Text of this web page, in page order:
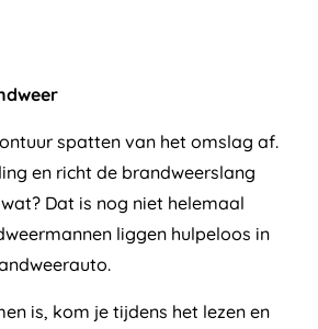
spatten van het omslag af.
en richt de brandweerslang
Dat is nog niet helemaal
liggen hulpeloos in
is, kom je tijdens het lezen en